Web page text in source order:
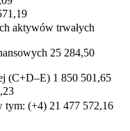
aktywów trwałych
25 284,50
(C+D–E) 1 850 501,65
tym: (+4) 21 477 572,16